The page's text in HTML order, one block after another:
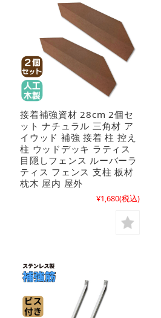
接着補強資材 28cm 2個セ
ット ナチュラル 三角材 ア
イウッド 補強 接着 柱 控え
柱 ウッドデッキ ラティス
目隠しフェンス ルーバーラ
ティス フェンス 支柱 板材
枕木 屋内 屋外
¥1,680(税込)